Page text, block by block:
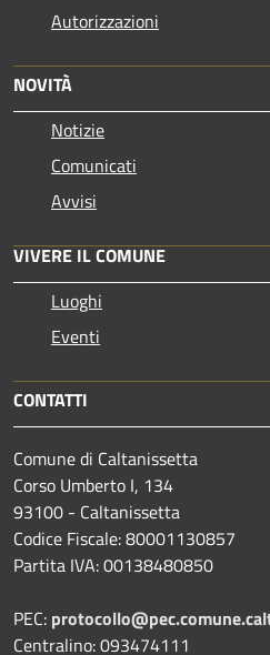
Autorizzazioni
NOVITÀ
Notizie
Comunicati
Avvisi
VIVERE IL COMUNE
Luoghi
Eventi
CONTATTI
Comune di Caltanissetta
Corso Umberto I, 134
93100 - Caltanissetta
Codice Fiscale: 80001130857
Partita IVA: 00138480850
PEC:
Centralino: 093474111